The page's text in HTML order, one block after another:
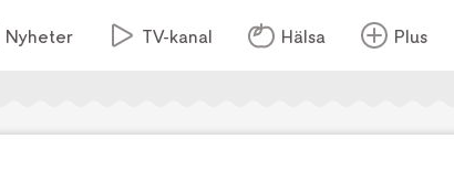
Nyheter TV-kanal Hälsa Plus